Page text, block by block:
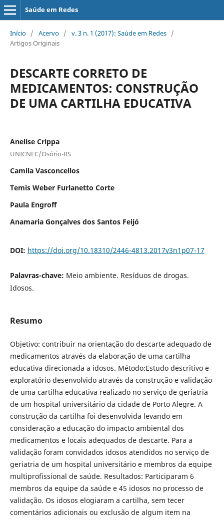
Saúde em Redes
Início / Acervo / v. 3 n. 1 (2017): Saúde em Redes /
Artigos Originais
DESCARTE CORRETO DE
MEDICAMENTOS: CONSTRUÇÃO
DE UMA CARTILHA EDUCATIVA
Anelise Crippa
UNICNEC/Osório-RS
Camila Vasconcellos
Temis Weber Furlanetto Corte
Paula Engroff
Anamaria Gonçalves dos Santos Feijó
DOI: https://doi.org/10.18310/2446-4813.2017v3n1p07-17
Palavras-chave: Meio ambiente. Resíduos de drogas.
Idosos.
Resumo
Objetivo: contribuir na orientação do descarte adequado de
medicamentos através da elaboração de uma cartilha
educativa direcionada a idosos. Método:Estudo descritivo e
exploratório desenvolvido através da construção e validação
de uma cartilha educativa realizado no serviço de geriatria
de um hospital universitário da cidade de Porto Alegre. A
construção da cartilha foi desenvolvida levando em
consideração a educação do impacto ambiental dos
medicamentos e locais adequados de descarte. Para a
validação foram convidados idosos atendidos no serviço de
geriatria de um hospital universitário e membros da equipe
multiprofissional de saúde. Resultados: Participaram 6
membros da equipe da saúde e 45 idosos no processo de
validação. Os idosos elogiaram a cartilha, sem tecer
comentários adicionais ou exclusão de algum item na